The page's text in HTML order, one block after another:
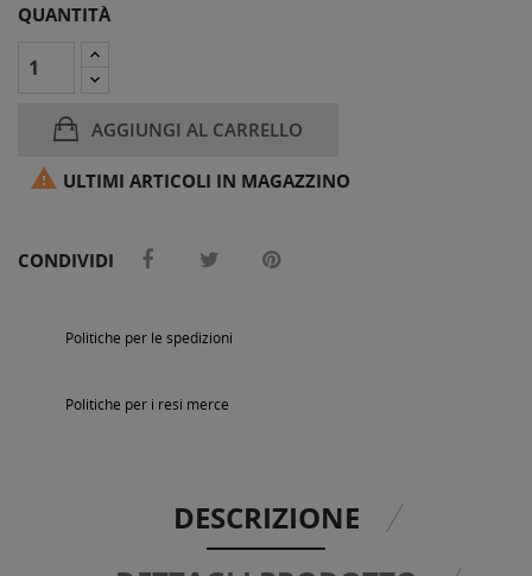
QUANTITÀ
AGGIUNGI AL CARRELLO
 ULTIMI ARTICOLI IN MAGAZZINO
CONDIVIDI
Politiche per le spedizioni
Politiche per i resi merce
DESCRIZIONE